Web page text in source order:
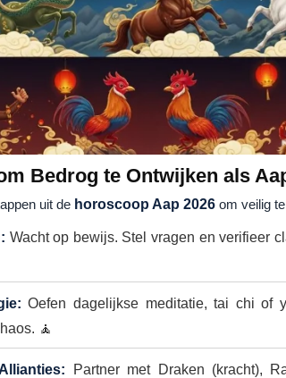
Bedrog te Ontwijken als
uit de horoscoop Aap 2026om veilig
Wacht op bewijs. Stel vragen en verifieer
Oefen dagelijkse meditatie, tai chi of
🧘
Partner met Draken (kracht),